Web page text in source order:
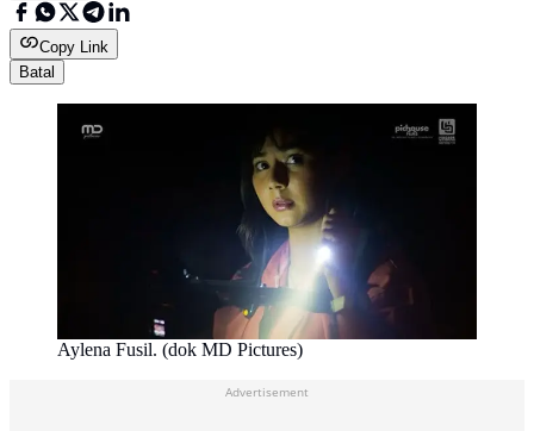
Copy Link
Batal
Aylena Fusil. (dok MD Pictures)
Advertisement